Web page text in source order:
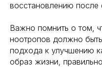
восстановлению после
Важно помнить о том,
ноотропов должно
подхода к улучшению
образ жизни,